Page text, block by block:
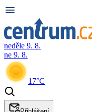
neděle 9. 8.
ne 9. 8.
17°C